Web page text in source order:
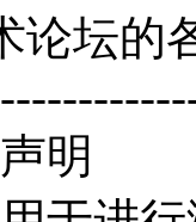
论坛的
明